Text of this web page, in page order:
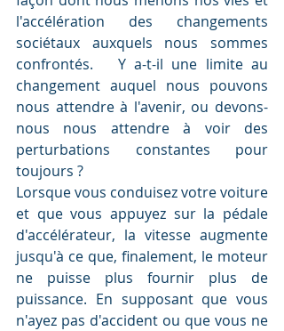
l'accélération des changements
sociétaux auxquels nous sommes
confrontés.   Y a-t-il une limite au
changement auquel nous pouvons
nous attendre à l'avenir, ou devons-
nous nous attendre à voir des
perturbations constantes pour
toujours ?
Lorsque vous conduisez votre voiture
et que vous appuyez sur la pédale
d'accélérateur, la vitesse augmente
jusqu'à ce que, finalement, le moteur
ne puisse plus fournir plus de
puissance. En supposant que vous
n'ayez pas d'accident ou que vous ne